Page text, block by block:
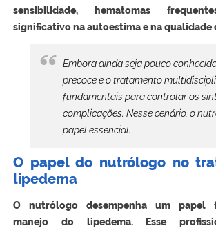
sensibilidade, hematomas
significativo na autoestima e na qualidade
Embora ainda seja pouco
precoce e o tratamento
fundamentais para controlar os
complicações. Nesse cenário, o
papel essencial.
O papel do nutrólogo no
lipedema
O nutrólogo desempenha um papel
manejo do lipedema. Esse